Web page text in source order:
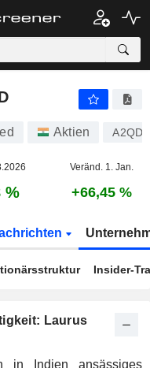
Aktien
Veränd. 1. Jan.
% +66,45 %
Insider-
Laurus
in Indien ansässiges